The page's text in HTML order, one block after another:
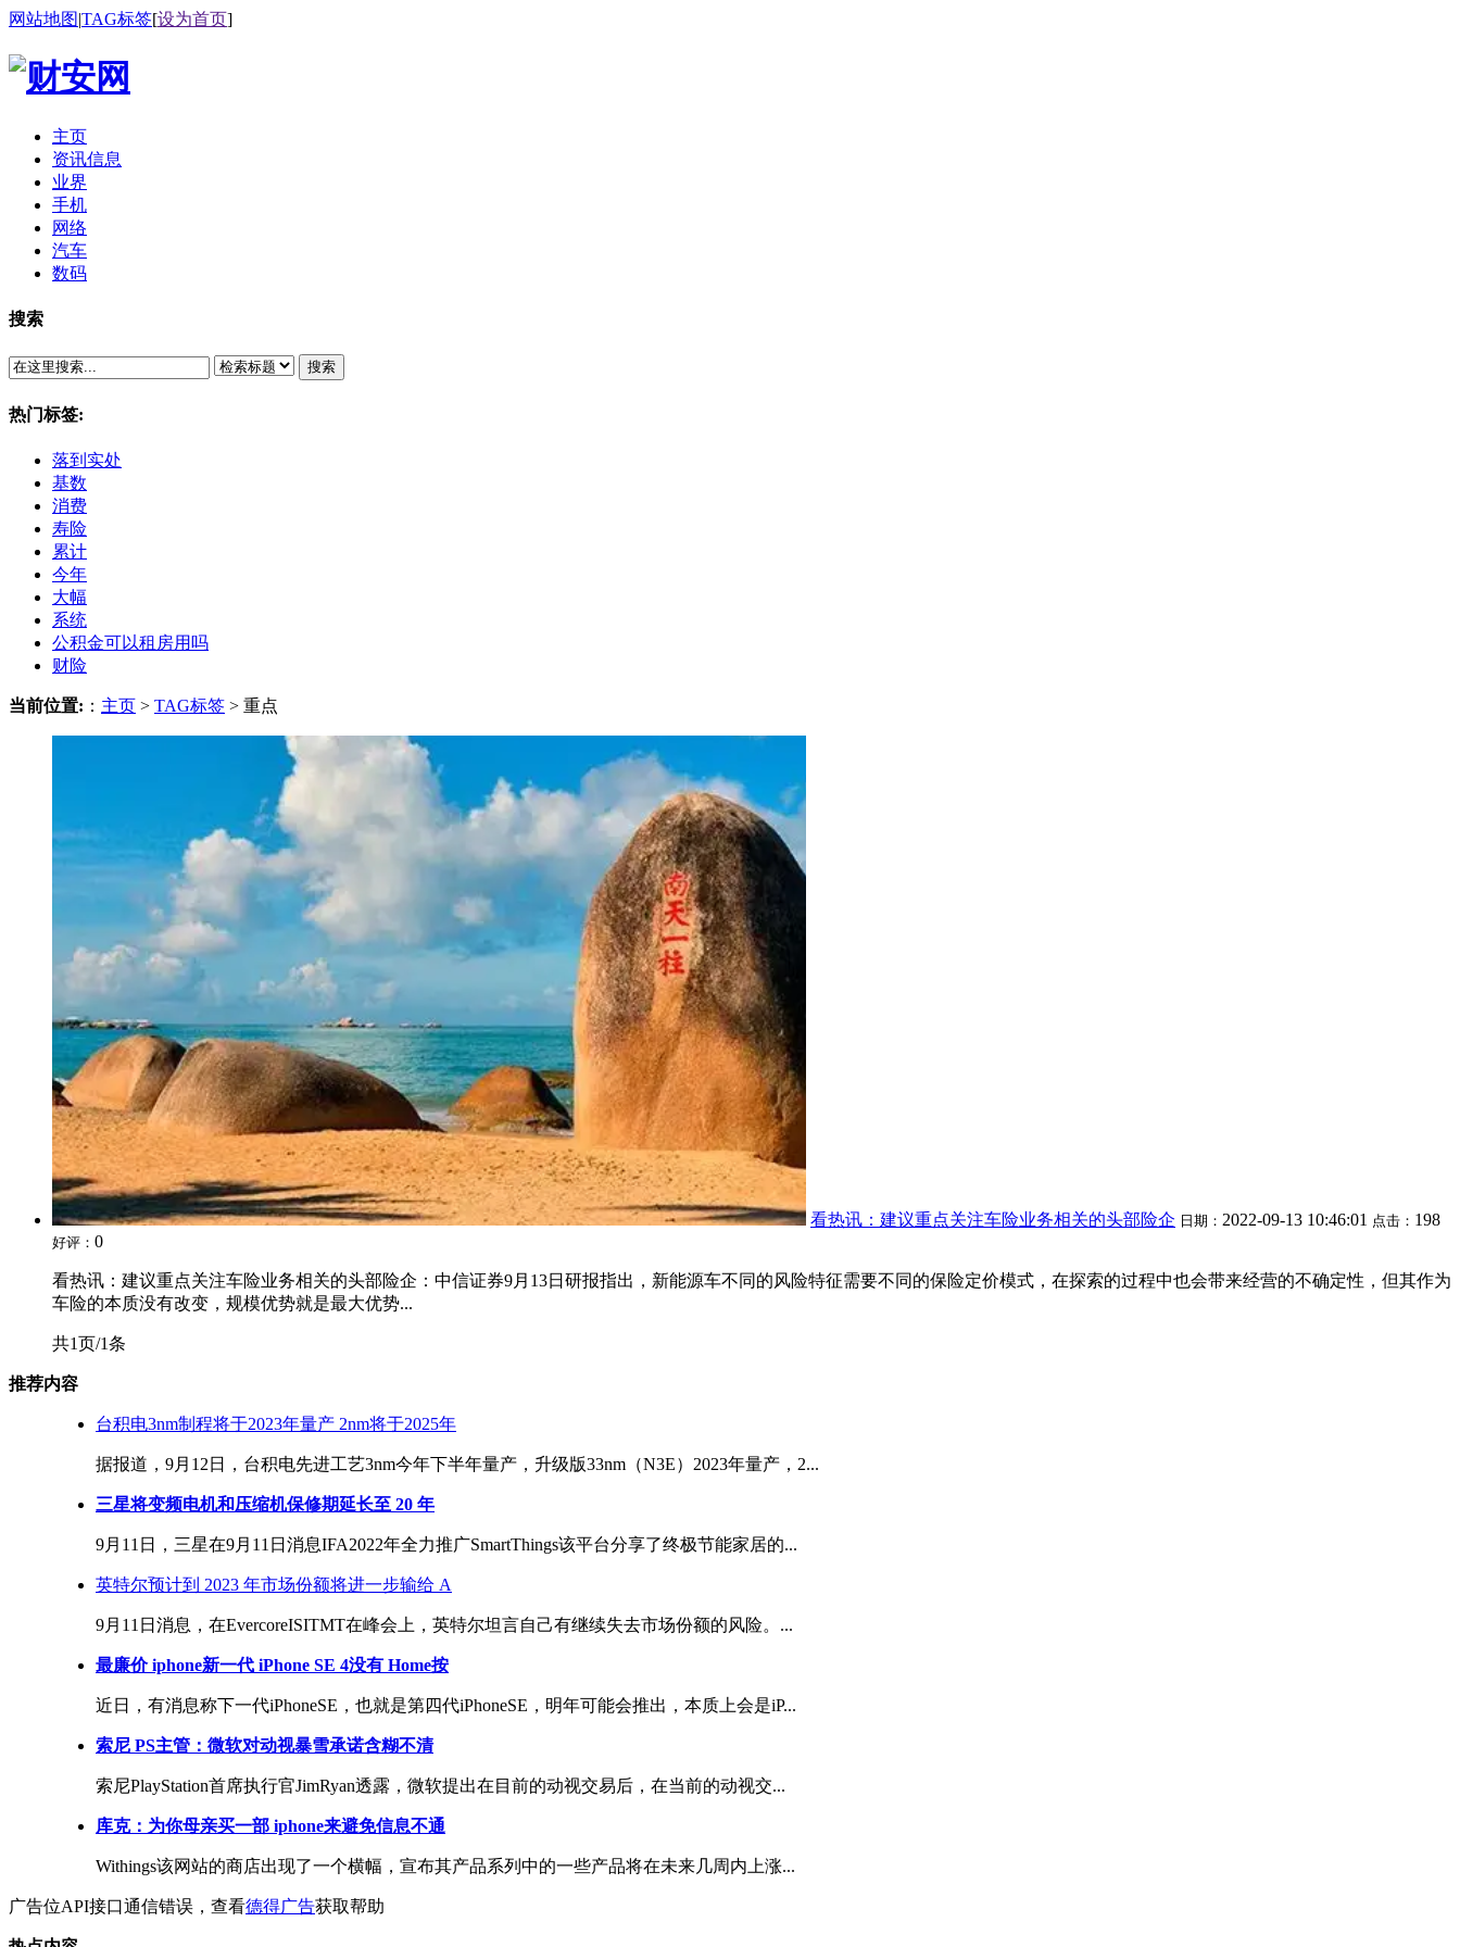
网站地图|TAG标签[设为首页]
主页
资讯信息
业界
手机
网络
汽车
数码
搜索
搜索
热门标签:
落到实处
基数
消费
寿险
累计
今年
大幅
系统
公积金可以租房用吗
财险
当前位置: ： 主页 > TAG标签 > 重点
看热讯：建议重点关注车险业务相关的头部险企 日期： 2022-09-13 10:46:01 点击： 198
好评： 0
看热讯：建议重点关注车险业务相关的头部险企：中信证券9月13日研报指出，新能源车不同的风险特征需要不同的保险定价模式，在探索的过程中也会带来经营的不确定性，但其作为
车险的本质没有改变，规模优势就是最大优势...
共1页/1条
推荐内容
台积电3nm制程将于2023年量产 2nm将于2025年
据报道，9月12日，台积电先进工艺3nm今年下半年量产，升级版33nm（N3E）2023年量产，2...
三星将变频电机和压缩机保修期延长至 20 年
9月11日，三星在9月11日消息IFA2022年全力推广SmartThings该平台分享了终极节能家居的...
英特尔预计到 2023 年市场份额将进一步输给 A
9月11日消息，在EvercoreISITMT在峰会上，英特尔坦言自己有继续失去市场份额的风险。...
最廉价 iphone新一代 iPhone SE 4没有 Home按
近日，有消息称下一代iPhoneSE，也就是第四代iPhoneSE，明年可能会推出，本质上会是iP...
索尼 PS主管：微软对动视暴雪承诺含糊不清
索尼PlayStation首席执行官JimRyan透露，微软提出在目前的动视交易后，在当前的动视交...
库克：为你母亲买一部 iphone来避免信息不通
Withings该网站的商店出现了一个横幅，宣布其产品系列中的一些产品将在未来几周内上涨...
广告位API接口通信错误，查看德得广告获取帮助